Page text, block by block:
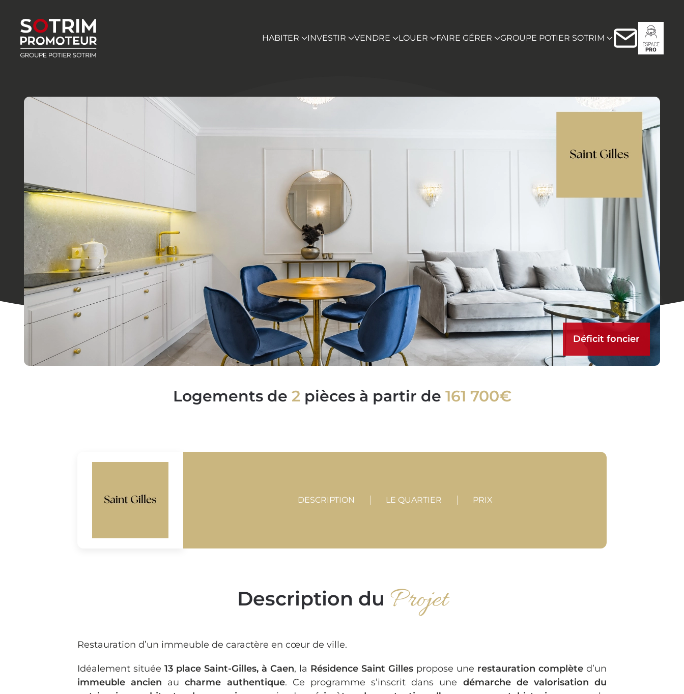
Accéder au contenu principal
HABITER
INVESTIR VENDRE LOUER FAIRE GÉRER GROUPE POTIER SOTRIM
Déficit foncier
Logements de 2pièces à partir de 161 700€
DESCRIPTION LE QUARTIER PRIX
Description du Projet
Restauration d’un immeuble de caractère en cœur de ville.
Idéalement située 13 place Saint-Gilles, à Caen, la Résidence Saint Gilles propose une restauration complète d’un
immeuble ancien aucharme authentique. Ce programme s’inscrit dans une démarche de valorisation du